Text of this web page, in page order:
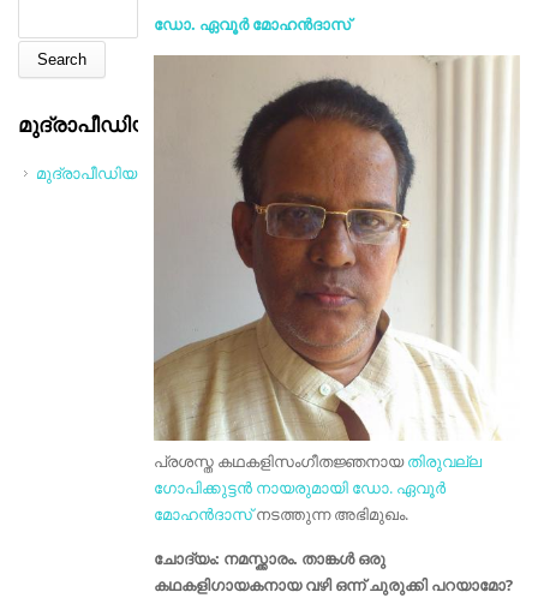
ഡോ. ഏവൂർ മോഹൻദാസ്
പ്രശസ്ത കഥകളിസംഗീതജ്ഞനായതിരുവല്ല
ഗോപിക്കുട്ടൻ നായരുമായി ഡോ. ഏവൂർ
മോഹൻദാസ്നടത്തുന്ന അഭിമുഖം.
ചോദ്യം: നമസ്ക്കാരം. താങ്കൾ ഒരു
കഥകളിഗായകനായ വഴി ഒന്ന് ചുരുക്കി പറയാമോ?
മുദ്രാപീഡിയ
മുദ്രാപീഡിയ